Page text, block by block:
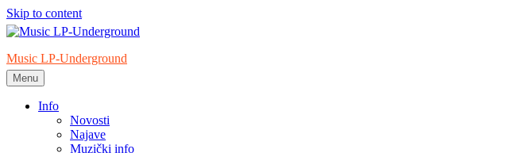
Skip to content
Music LP-Underground
samo muzika i …..
Menu
Info
Novosti
Najave
Muzički info